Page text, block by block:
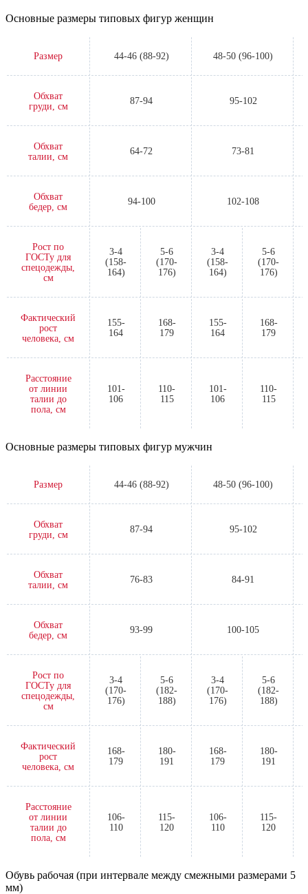
Основные размеры типовых фигур женщин
Размер 44-46 (88-92) 48-50 (96-100)
Обхват
груди, см
87-94 95-102
Обхват
талии, см
64-72 73-81
Обхват
бедер, см
94-100 102-108
Рост по
ГОСТу для
спецодежды,
см
3-4
(158-
164)
5-6
(170-
176)
3-4
(158-
164)
5-6
(170-
176)
Фактический
рост
человека, см
155-
164
168-
179
155-
164
168-
179
Расстояние
от линии
талии до
пола, см
101-
106
110-
115
101-
106
110-
115
Основные размеры типовых фигур мужчин
Размер 44-46 (88-92) 48-50 (96-100)
Обхват
груди, см
87-94 95-102
Обхват
талии, см
76-83 84-91
Обхват
бедер, см
93-99 100-105
Рост по
ГОСТу для
спецодежды,
см
3-4
(170-
176)
5-6
(182-
188)
3-4
(170-
176)
5-6
(182-
188)
Фактический
рост
человека, см
168-
179
180-
191
168-
179
180-
191
Расстояние
от линии
талии до
пола, см
106-
110
115-
120
106-
110
115-
120
Обувь рабочая (при интервале между смежными размерами 5
мм)